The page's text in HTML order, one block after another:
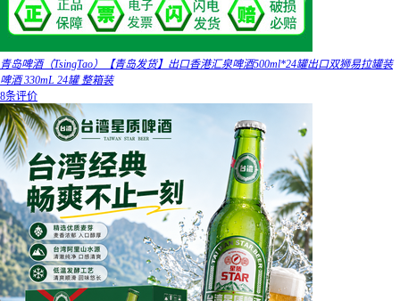
青岛啤酒（TsingTao）【青岛发货】出口香港汇泉啤酒500ml*24罐出口双狮易拉罐装
啤酒 330mL 24罐 整箱装
8条评价